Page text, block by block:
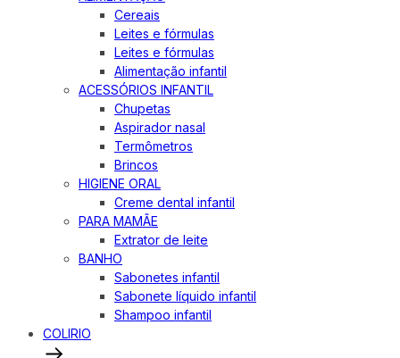
Cereais
Leites e fórmulas
Leites e fórmulas
Alimentação infantil
ACESSÓRIOS INFANTIL
Chupetas
Aspirador nasal
Termômetros
Brincos
HIGIENE ORAL
Creme dental infantil
PARA MAMÃE
Extrator de leite
BANHO
Sabonetes infantil
Sabonete líquido infantil
Shampoo infantil
COLIRIO